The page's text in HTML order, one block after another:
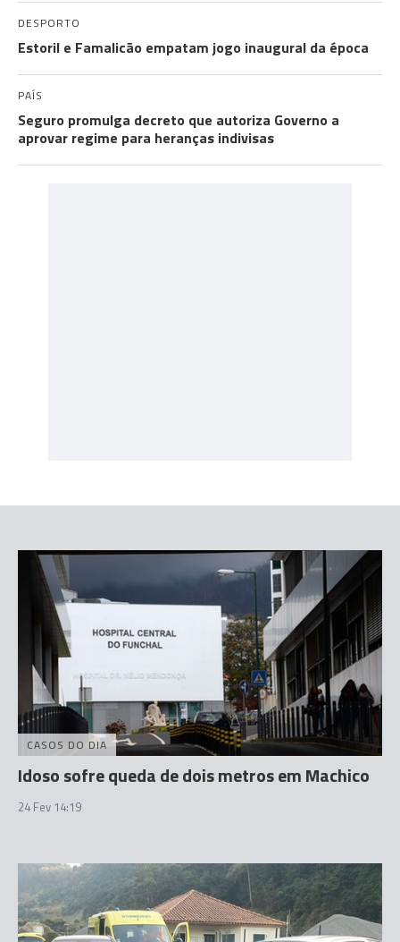
DESPORTO
Estoril e Famalicão empatam jogo inaugural da época
PAÍS
Seguro promulga decreto que autoriza Governo a
aprovar regime para heranças indivisas
CASOS DO DIA
Idoso sofre queda de dois metros em Machico
24 Fev 14:19